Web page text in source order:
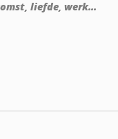
liefde, werk...